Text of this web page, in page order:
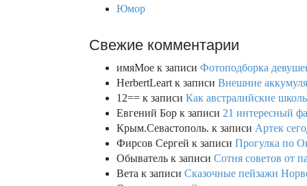
Юмор
Свежие комментарии
имяМое к записи Фотоподборка
HerbertLeart к записи Внешние
12== к записи Как австралийские
Евгений Бор к записи 21 интересный
Крым.Севастополь. к записи Артек
Фирсов Сергей к записи Прогулка по
Обыватель к записи Сотня советов от
Вета к записи Сказочные пейзажи